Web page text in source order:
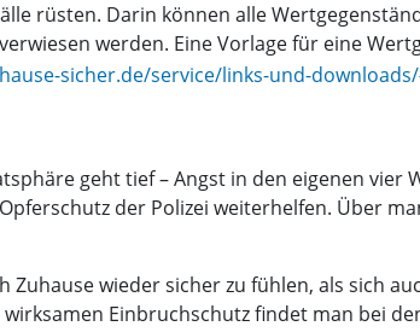
rüsten. Darin können alle
werden. Eine Vorlage für eine
sicher.de/service/links-und-
geht tief – Angst in den eigenen vier
der Polizei weiterhelfen. Über
wieder sicher zu fühlen, als sich
Einbruchschutz findet man bei